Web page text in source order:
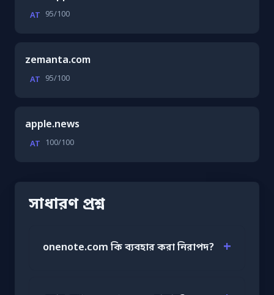
AT 95/100
zemanta.com
AT 95/100
apple.news
AT 100/100
সাধারণ প্রশ্ন
onenote.com কি ব্যবহার করা নিরাপদ?